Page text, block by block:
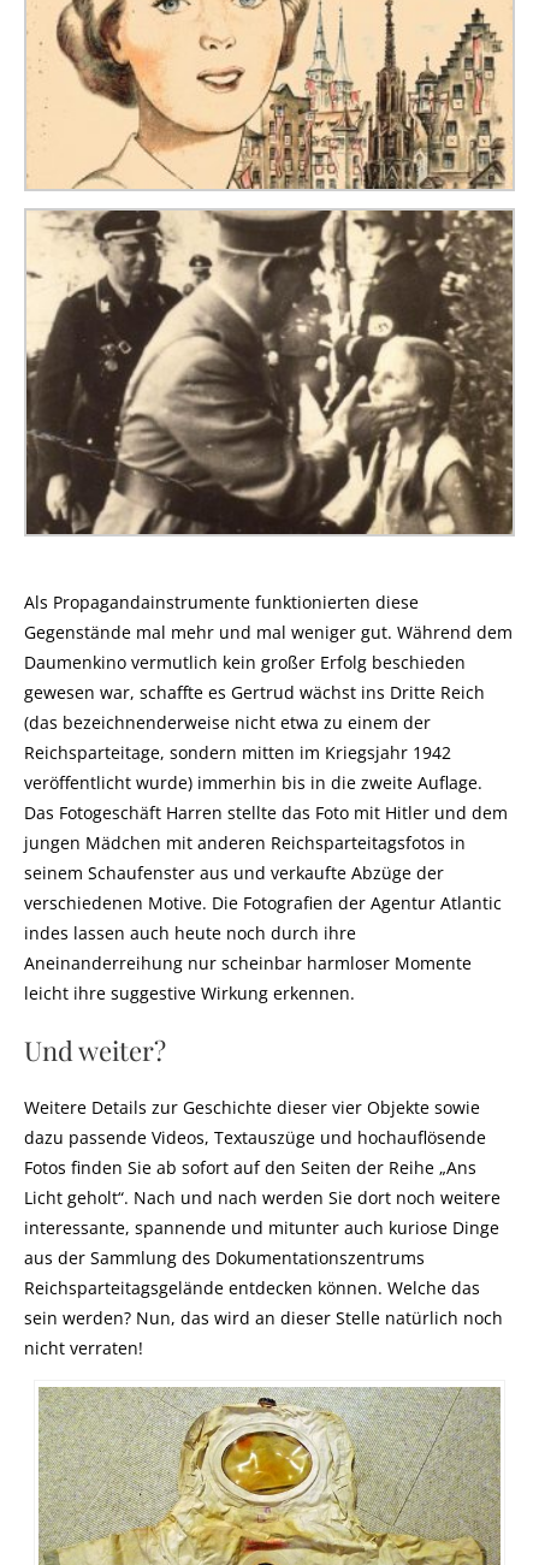
Als Propagandainstrumente funktionierten diese
Gegenstände mal mehr und mal weniger gut. Während dem
Daumenkino vermutlich kein großer Erfolg beschieden
gewesen war, schaffte es Gertrud wächst ins Dritte Reich
(das bezeichnenderweise nicht etwa zu einem der
Reichsparteitage, sondern mitten im Kriegsjahr 1942
veröffentlicht wurde) immerhin bis in die zweite Auflage.
Das Fotogeschäft Harren stellte das Foto mit Hitler und dem
jungen Mädchen mit anderen Reichsparteitagsfotos in
seinem Schaufenster aus und verkaufte Abzüge der
verschiedenen Motive. Die Fotografien der Agentur Atlantic
indes lassen auch heute noch durch ihre
Aneinanderreihung nur scheinbar harmloser Momente
leicht ihre suggestive Wirkung erkennen.
Und weiter?
Weitere Details zur Geschichte dieser vier Objekte sowie
dazu passende Videos, Textauszüge und hochauflösende
Fotos finden Sie ab sofort auf den Seiten der Reihe „Ans
Licht geholt“. Nach und nach werden Sie dort noch weitere
interessante, spannende und mitunter auch kuriose Dinge
aus der Sammlung des Dokumentationszentrums
Reichsparteitagsgelände entdecken können. Welche das
sein werden? Nun, das wird an dieser Stelle natürlich noch
nicht verraten!